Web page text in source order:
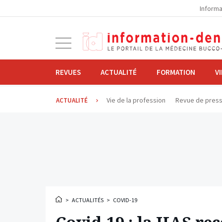
navigation
REVUES ACTUALITÉ FORMATION
ACTUALITÉ Vie de la profession Revue de
> ACTUALITÉS > COVID-19